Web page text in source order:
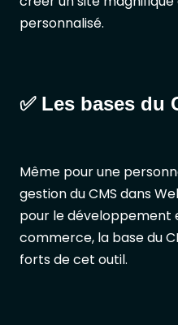
personnalisé.
✅ Les bases du
Même pour une
gestion du CMS dans
pour le développement
commerce, la base du
forts de cet outil.